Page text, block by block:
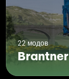
22 модов
Brantner